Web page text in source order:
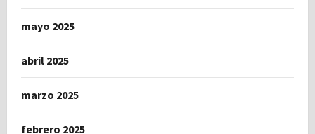
mayo 2025
abril 2025
marzo 2025
febrero 2025